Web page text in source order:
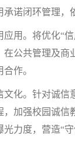
承诺闭环管理
。将优化“信
在公共管理及
作。
。针对诚信意
，加强校园诚
光力度，营造“